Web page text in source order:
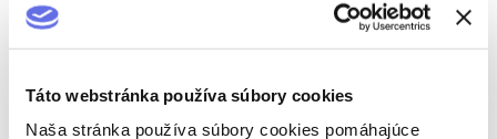
Táto webstránka používa súbory cookies
Naša stránka používa súbory cookies pomáhajúce
Starostlivý prístup
Tradičný alkohol